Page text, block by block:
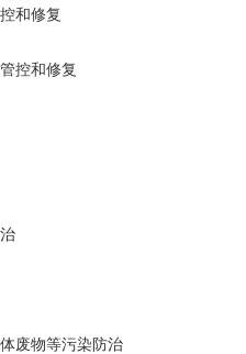
和修复
控和修复
废物等污染防治